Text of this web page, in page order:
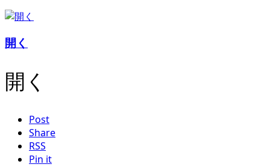
開く
開く
Post
Share
RSS
Pin it